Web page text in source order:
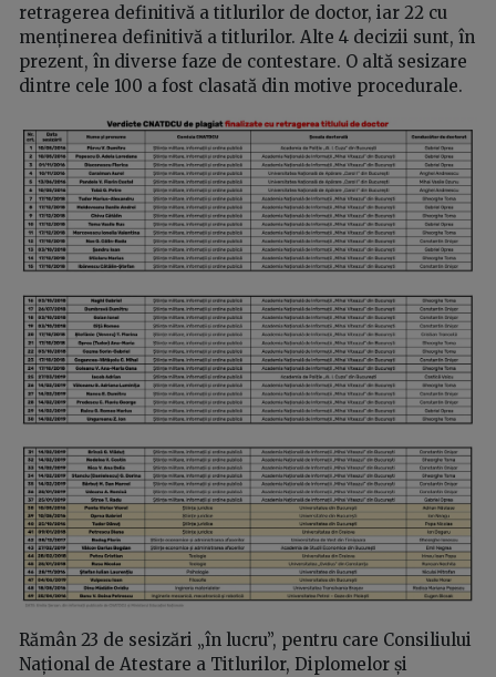
retragerea definitivă a titlurilor de doctor, iar 22 cu
menținerea definitivă a titlurilor. Alte 4 decizii sunt, în
prezent, în diverse faze de contestare. O altă sesizare
dintre cele 100 a fost clasată din motive procedurale.
Rămân 23 de sesizări „în lucru”, pentru care Consiliului
Național de Atestare a Titlurilor, Diplomelor și